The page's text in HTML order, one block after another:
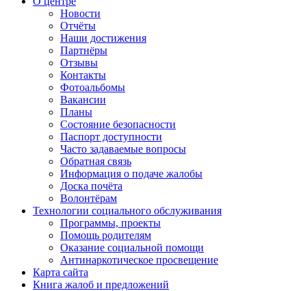
Новости
Отчёты
Наши достижения
Партнёры
Отзывы
Контакты
Фотоальбомы
Вакансии
Планы
Состояние безопасности
Паспорт доступности
Часто задаваемые вопросы
Обратная связь
Информация о подаче жалобы
Доска почёта
Волонтёрам
Технологии социального обслуживания
Программы, проекты
Помощь родителям
Оказание социальной помощи
Антинаркотическое просвещение
Карта сайта
Книга жалоб и предложений